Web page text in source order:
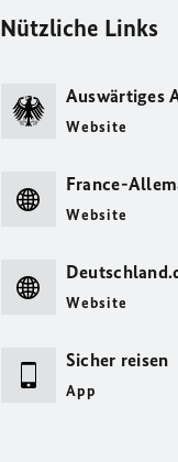
Nützliche Links
Auswärtiges
Website
France-
Website
Website
Sicher reisen
App